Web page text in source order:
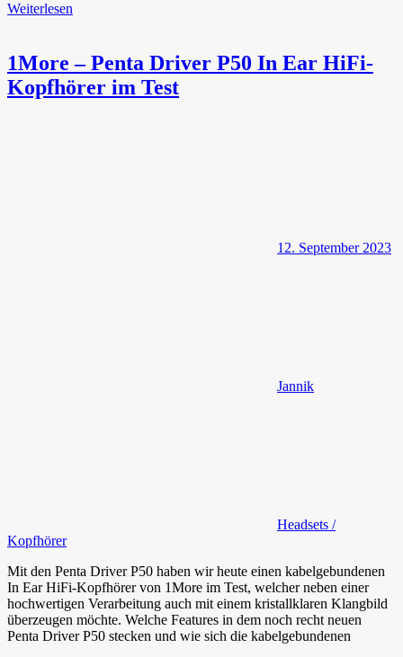
Weiterlesen
1More – Penta Driver P50 In Ear HiFi-
Kopfhörer im Test
12. September 2023
Jannik
Headsets /
Kopfhörer
Mit den Penta Driver P50 haben wir heute einen kabelgebundenen
In Ear HiFi-Kopfhörer von 1More im Test, welcher neben einer
hochwertigen Verarbeitung auch mit einem kristallklaren Klangbild
überzeugen möchte. Welche Features in dem noch recht neuen
Penta Driver P50 stecken und wie sich die kabelgebundenen